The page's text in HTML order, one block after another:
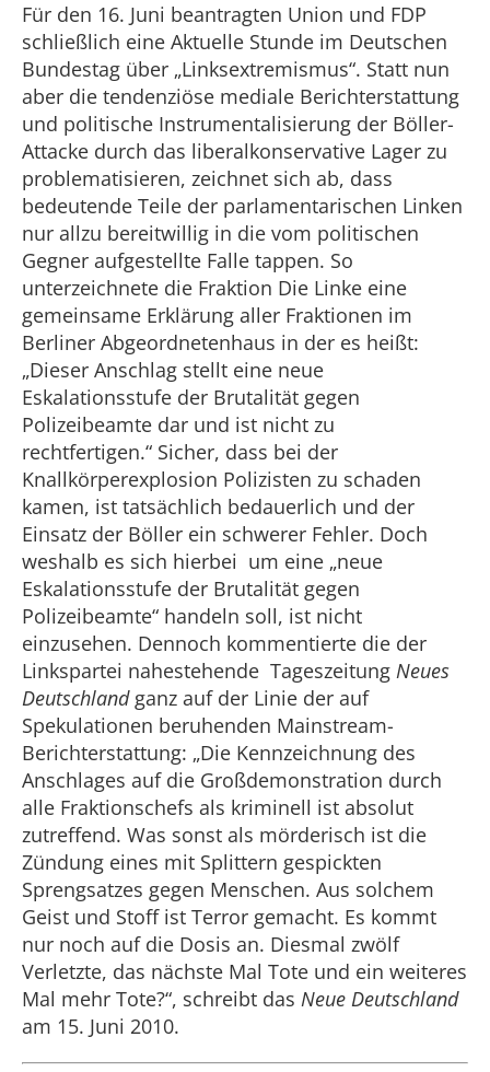
Für den 16. Juni beantragten Union und FDP
schließlich eine Aktuelle Stunde im Deutschen
Bundestag über „Linksextremismus“. Statt nun
aber die tendenziöse mediale Berichterstattung
und politische Instrumentalisierung der Böller-
Attacke durch das liberalkonservative Lager zu
problematisieren, zeichnet sich ab, dass
bedeutende Teile der parlamentarischen Linken
nur allzu bereitwillig in die vom politischen
Gegner aufgestellte Falle tappen. So
unterzeichnete die Fraktion Die Linke eine
gemeinsame Erklärung aller Fraktionen im
Berliner Abgeordnetenhaus in der es heißt:
„Dieser Anschlag stellt eine neue
Eskalationsstufe der Brutalität gegen
Polizeibeamte dar und ist nicht zu
rechtfertigen.“ Sicher, dass bei der
Knallkörperexplosion Polizisten zu schaden
kamen, ist tatsächlich bedauerlich und der
Einsatz der Böller ein schwerer Fehler. Doch
weshalb es sich hierbei um eine „neue
Eskalationsstufe der Brutalität gegen
Polizeibeamte“ handeln soll, ist nicht
einzusehen. Dennoch kommentierte die der
Linkspartei nahestehende Tageszeitung Neues
Deutschlandganz auf der Linie der auf
Spekulationen beruhenden Mainstream-
Berichterstattung: „Die Kennzeichnung des
Anschlages auf die Großdemonstration durch
alle Fraktionschefs als kriminell ist absolut
zutreffend. Was sonst als mörderisch ist die
Zündung eines mit Splittern gespickten
Sprengsatzes gegen Menschen. Aus solchem
Geist und Stoff ist Terror gemacht. Es kommt
nur noch auf die Dosis an. Diesmal zwölf
Verletzte, das nächste Mal Tote und ein weiteres
Mal mehr Tote?“, schreibt das Neue Deutschland
am 15. Juni 2010.